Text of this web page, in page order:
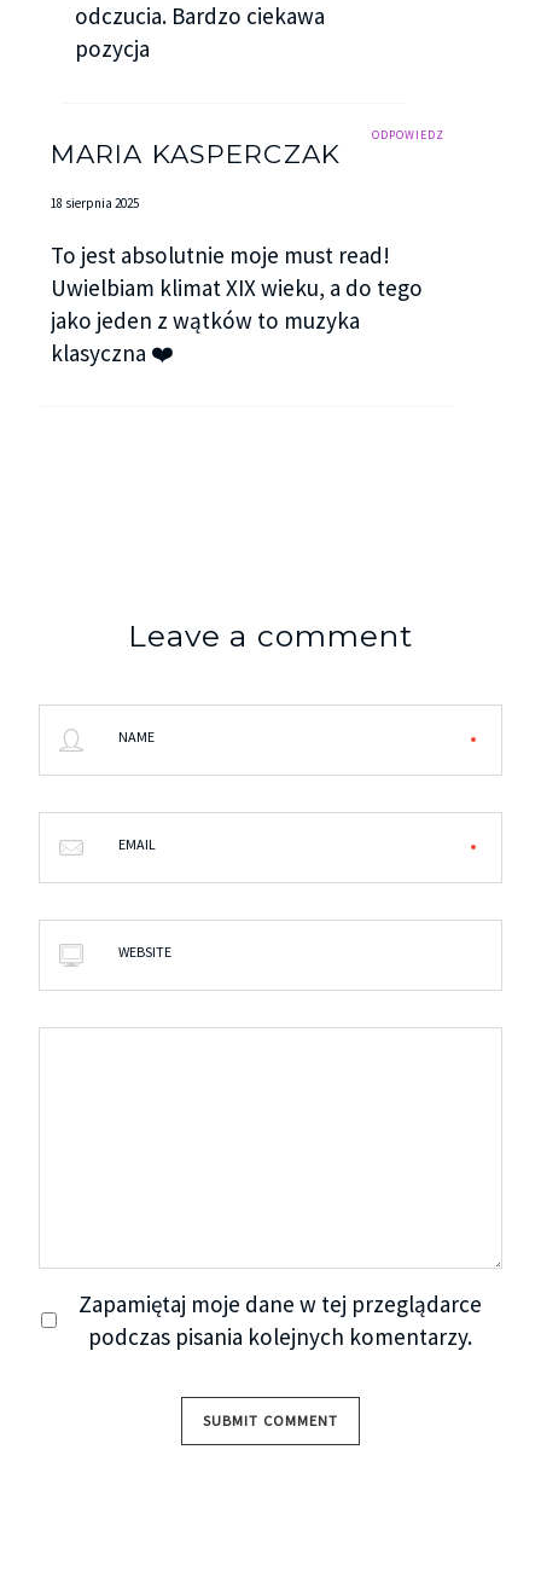
odczucia. Bardzo ciekawa
pozycja
ODPOWIEDZ
MARIA KASPERCZAK
18 sierpnia 2025
To jest absolutnie moje must read!
Uwielbiam klimat XIX wieku, a do tego
jako jeden z wątków to muzyka
klasyczna ❤️
Leave a comment
NAME
EMAIL
WEBSITE
Zapamiętaj moje dane w tej przeglądarce
podczas pisania kolejnych komentarzy.